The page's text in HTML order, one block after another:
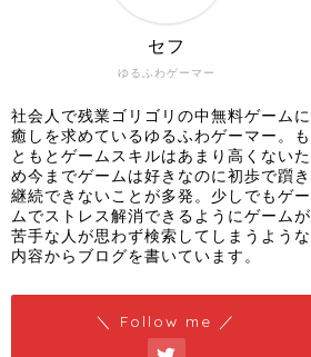
ゆるふわゲーマー
セフ
社会人で残業ゴリゴリの中無料ゲームに
癒しを求めているゆるふわゲーマー。も
ともとゲームスキルはあまり高くないた
め今までゲームは好きなのに初歩で躓き
継続できないことが多発。少しでもゲー
ムでストレス解消できるようにゲームが
苦手な人が思わず検索してしまうような
内容からブログを書いています。
＼ Follow me ／